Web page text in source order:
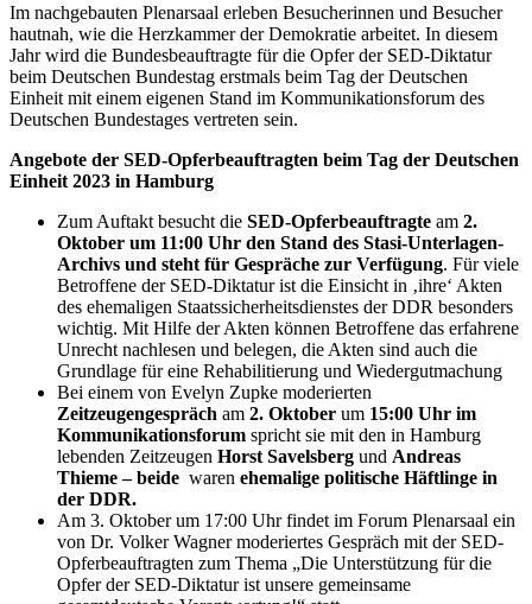
Im nachgebauten Plenarsaal erleben Besucherinnen und Besucher
hautnah, wie die Herzkammer der Demokratie arbeitet. In diesem
Jahr wird die Bundesbeauftragte für die Opfer der SED-Diktatur
beim Deutschen Bundestag erstmals beim Tag der Deutschen
Einheit mit einem eigenen Stand im Kommunikationsforum des
Deutschen Bundestages vertreten sein.
Angebote der SED-Opferbeauftragten beim Tag der Deutschen
Einheit 2023 in Hamburg
Zum Auftakt besucht die SED-Opferbeauftragte am 2.
Oktober um 11:00 Uhr den Stand des Stasi-Unterlagen-
Archivs und steht für Gespräche zur Verfügung. Für viele
Betroffene der SED-Diktatur ist die Einsicht in ‚ihre‘ Akten
des ehemaligen Staatssicherheitsdienstes der DDR besonders
wichtig. Mit Hilfe der Akten können Betroffene das erfahrene
Unrecht nachlesen und belegen, die Akten sind auch die
Grundlage für eine Rehabilitierung und Wiedergutmachung
Bei einem von Evelyn Zupke moderierten
Zeitzeugengespräch am 2. Oktober um 15:00 Uhr im
Kommunikationsforum spricht sie mit den in Hamburg
lebenden Zeitzeugen Horst Savelsberg und Andreas
Thieme – beide waren ehemalige politische Häftlinge in
der DDR.
Am 3. Oktober um 17:00 Uhr findet im Forum Plenarsaal ein
von Dr. Volker Wagner moderiertes Gespräch mit der SED-
Opferbeauftragten zum Thema „Die Unterstützung für die
Opfer der SED-Diktatur ist unsere gemeinsame